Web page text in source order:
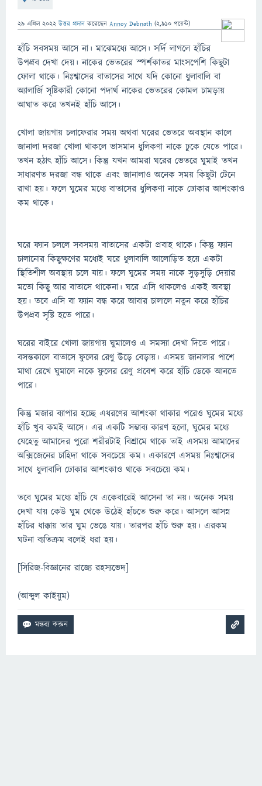
29 এপ্রিল 2022 উত্তর প্রদান করেছেন Annoy Debnath (2,910 পয়েন্ট)
হাঁচি সবসময় আসে না। মাঝেমধ্যে আসে। সর্দি লাগলে হাঁচির
উপদ্রব দেখা দেয়। নাকের ভেতরের স্পর্শকাতর মাংসপেশি কিছুটা
ফোলা থাকে। নিঃশ্বাসের বাতাসের সাথে যদি কোনো ধুলাবালি বা
অ্যালার্জি সৃষ্টিকারী কোনো পদার্থ নাকের ভেতরের কোমল চামড়ায়
আঘাত করে তখনই হাঁচি আসে।
খোলা জায়গায় চলাফেরার সময় অথবা ঘরের ভেতরে অবস্থান কালে
জানালা দরজা খোলা থাকলে ভাসমান ধুলিকণা নাকে ঢুকে যেতে পারে।
তখন হঠাৎ হাঁচি আসে। কিন্তু যখন আমরা ঘরের ভেতরে ঘুমাই তখন
সাধারণত দরজা বন্ধ থাকে এবং জানালাও অনেক সময় কিছুটা টেনে
রাখা হয়। ফলে ঘুমের মধ্যে বাতাসের ধুলিকণা নাকে ঢোকার আশংকাও
কম থাকে।
ঘরে ফ্যান চললে সবসময় বাতাসের একটা প্রবাহ থাকে। কিন্তু ফ্যান
চালানোর কিছুক্ষণের মধ্যেই ঘরে ধুলাবালি আলোড়িত হয়ে একটা
স্থিতিশীল অবস্থায় চলে যায়। ফলে ঘুমের সময় নাকে সুড়সুড়ি দেয়ার
মতো কিছু আর বাতাসে থাকেনা। ঘরে এসি থাকলেও একই অবস্থা
হয়। তবে এসি বা ফ্যান বন্ধ করে আবার চালালে নতুন করে হাঁচির
উপদ্রব সৃষ্টি হতে পারে।
ঘরের বাইরে খোলা জায়গায় ঘুমালেও এ সমস্যা দেখা দিতে পারে।
বসন্তকালে বাতাসে ফুলের রেণু উড়ে বেড়ায়। এসময় জানালার পাশে
মাথা রেখে ঘুমালে নাকে ফুলের রেণু প্রবেশ করে হাঁচি ডেকে আনতে
পারে।
কিন্তু মজার ব্যাপার হচ্ছে এধরণের আশংকা থাকার পরেও ঘুমের মধ্যে
হাঁচি খুব কমই আসে। এর একটি সম্ভাব্য কারণ হলো, ঘুমের মধ্যে
যেহেতু আমাদের পুরো শরীরটাই বিশ্রামে থাকে তাই এসময় আমাদের
অক্সিজেনের চাহিদা থাকে সবচেয়ে কম। একারণে এসময় নিঃশ্বাসের
সাথে ধুলাবালি ঢোকার আশংকাও থাকে সবচেয়ে কম।
তবে ঘুমের মধ্যে হাঁচি যে একেবারেই আসেনা তা নয়। অনেক সময়
দেখা যায় কেউ ঘুম থেকে উঠেই হাঁচতে শুরু করে। আসলে আসন্ন
হাঁচির ধাক্কায় তার ঘুম ভেঙে যায়। তারপর হাঁচি শুরু হয়। এরকম
ঘটনা ব্যতিক্রম বলেই ধরা হয়।
[সিরিজ-বিজ্ঞানের রাজ্যে রহস্যভেদ]
(আব্দুল কাইয়ুম)